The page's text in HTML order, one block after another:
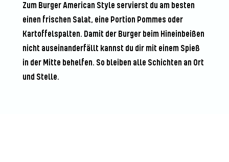
Zum Burger American Style servierst du am besten
einen frischen Salat, eine Portion Pommes oder
Kartoffelspalten. Damit der Burger beim Hineinbeißen
nicht auseinanderfällt kannst du dir mit einem Spieß
in der Mitte behelfen. So bleiben alle Schichten an Ort
und Stelle.